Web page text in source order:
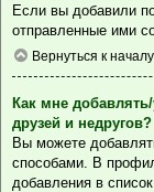
Если вы добавили
отправленные ими
Вернуться к началу
Как мне
друзей и недругов?
Вы можете
способами. В
добавления в